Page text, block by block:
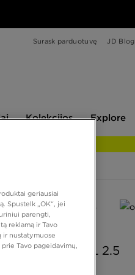
Surask parduotuvę JD Blog
Kolekcijos Explore
PASIŪLYMAS
AT JD
AIR MAX TL 2.5
geriausiai
Spustelk „OK“, jei
parengti,
reklamą ir Tavo
ir nustatymuose
Tavo pageidavimų,